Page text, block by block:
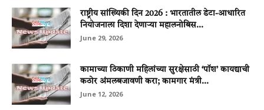
राष्ट्रीय सांख्यिकी दिन 2026 : भारतातील डेटा-आधारित
नियोजनाला दिशा देणाऱ्या महालनोबिस...
June 29, 2026
कामाच्या ठिकाणी महिलांच्या सुरक्षेसाठी ‘पॉश’ कायद्याची
कठोर अंमलबजावणी करा; कामगार मंत्री...
June 12, 2026